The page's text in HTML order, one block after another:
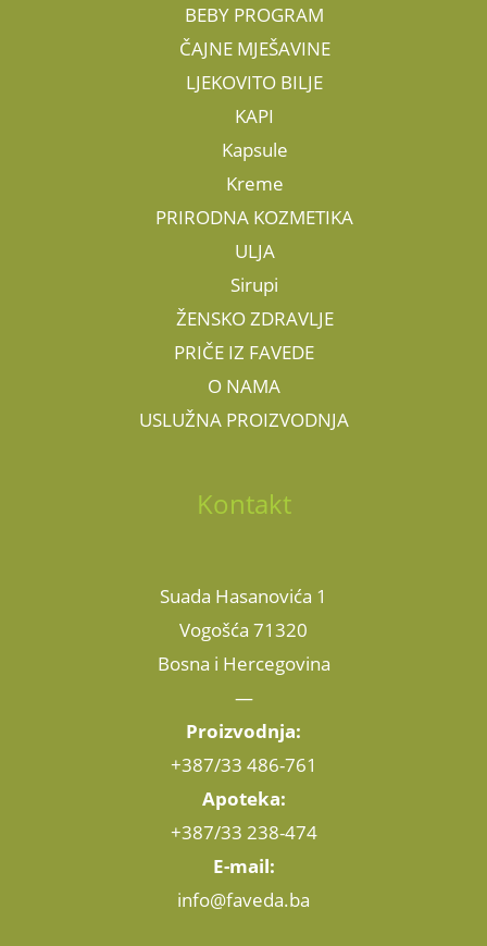
BEBY PROGRAM
ČAJNE MJEŠAVINE
LJEKOVITO BILJE
KAPI
Kapsule
Kreme
PRIRODNA KOZMETIKA
ULJA
Sirupi
ŽENSKO ZDRAVLJE
PRIČE IZ FAVEDE
O NAMA
USLUŽNA PROIZVODNJA
Kontakt
Suada Hasanovića 1
Vogošća 71320
Bosna i Hercegovina
—
Proizvodnja:
+387/33 486-761
Apoteka:
+387/33 238-474
E-mail:
info@faveda.ba